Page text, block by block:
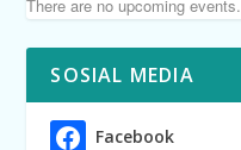
There are no upcoming events.
SOSIAL MEDIA
Facebook